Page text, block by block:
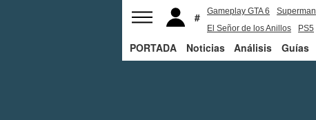
Gameplay GTA 6
Superman
El Señor de los Anillos
PS5
PORTADA Noticias Análisis Guías